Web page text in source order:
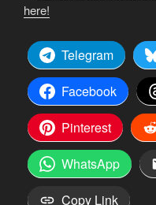
here!
Telegram
Facebook
Pinterest
WhatsApp
Copy Link